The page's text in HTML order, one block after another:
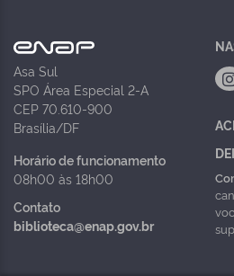
Asa Sul
SPO Área Especial 2-A
CEP 70.610-900
Brasília/DF
Horário de funcionamento
08h00 às 18h00
Contato
biblioteca@enap.gov.br